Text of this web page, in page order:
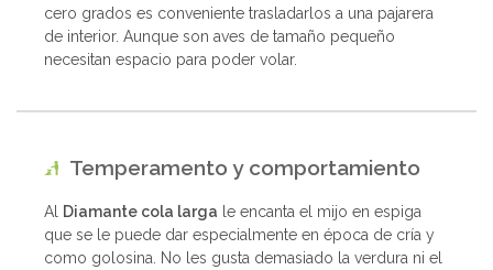
cero grados es conveniente trasladarlos a una pajarera
de interior. Aunque son aves de tamaño pequeño
necesitan espacio para poder volar.
Temperamento y comportamiento
Al Diamante cola larga le encanta el mijo en espiga
que se le puede dar especialmente en época de cría y
como golosina. No les gusta demasiado la verdura ni el